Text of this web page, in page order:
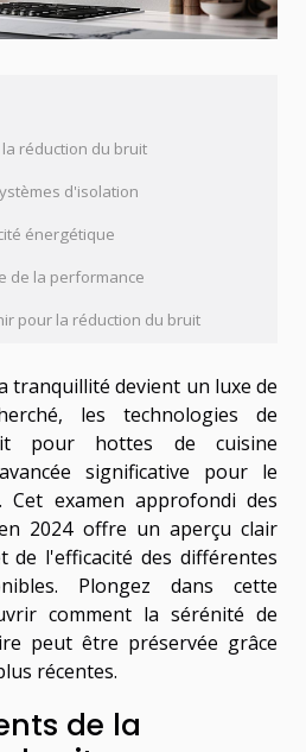
réduction du bruit
d'isolation
énergétique
de la performance
pour la réduction du bruit
tranquillité devient un luxe de
les technologies de
pour hottes de cuisine
significative pour le
Cet examen approfondi des
2024 offre un aperçu clair
de l'efficacité des différentes
Plongez dans cette
comment la sérénité de
peut être préservée grâce
récentes.
de la